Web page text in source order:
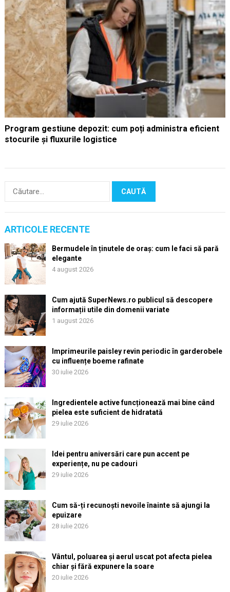
Program gestiune depozit: cum poți administra eficient
stocurile și fluxurile logistice
Caută
ARTICOLE RECENTE
Bermudele în ținutele de oraș: cum le faci să pară
elegante
4 august 2026
Cum ajută SuperNews.ro publicul să descopere
informații utile din domenii variate
1 august 2026
Imprimeurile paisley revin periodic în garderobele
cu influențe boeme rafinate
30 iulie 2026
Ingredientele active funcționează mai bine când
pielea este suficient de hidratată
29 iulie 2026
Idei pentru aniversări care pun accent pe
experiențe, nu pe cadouri
29 iulie 2026
Cum să-ți recunoști nevoile înainte să ajungi la
epuizare
28 iulie 2026
Vântul, poluarea și aerul uscat pot afecta pielea
chiar și fără expunere la soare
20 iulie 2026